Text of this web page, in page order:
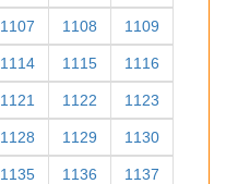
1107 1108 1109
1114 1115 1116
1121 1122 1123
1128 1129 1130
1135 1136 1137